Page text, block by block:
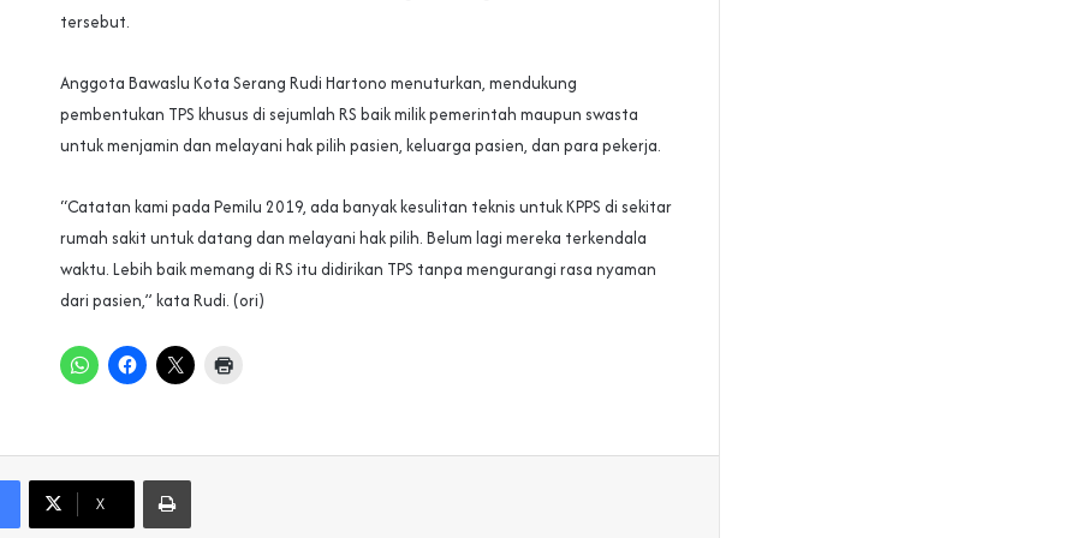
tersebut.
Anggota Bawaslu Kota Serang Rudi Hartono menuturkan, mendukung
pembentukan TPS khusus di sejumlah RS baik milik pemerintah maupun swasta
untuk menjamin dan melayani hak pilih pasien, keluarga pasien, dan para pekerja.
“Catatan kami pada Pemilu 2019, ada banyak kesulitan teknis untuk KPPS di sekitar
rumah sakit untuk datang dan melayani hak pilih. Belum lagi mereka terkendala
waktu. Lebih baik memang di RS itu didirikan TPS tanpa mengurangi rasa nyaman
dari pasien,” kata Rudi. (ori)
X
Print